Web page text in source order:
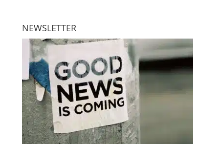
NEWSLETTER